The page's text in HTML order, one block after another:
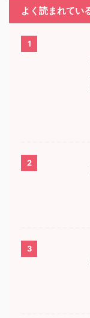
よく読まれてい
1
2
3